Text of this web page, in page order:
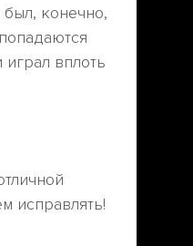
был, конечно,
вплоть
исправлять!